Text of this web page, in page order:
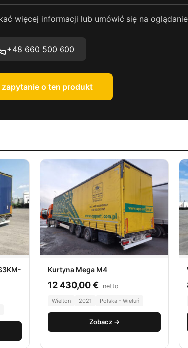
więcej informacji lub umówić się na
+48 660 500 600
zapytanie o ten produkt
Kurtyna Mega M4
12 430,00€ netto
Wielton 2021 Polska - Wieluń
Zobacz →